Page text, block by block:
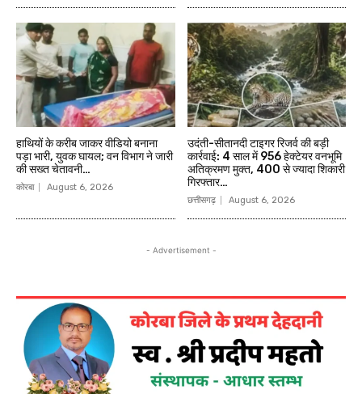
हाथियों के करीब जाकर वीडियो बनाना
पड़ा भारी, युवक घायल; वन विभाग ने जारी
की सख्त चेतावनी…
कोरबा August 6, 2026
उदंती-सीतानदी टाइगर रिजर्व की बड़ी
कार्रवाई: 4 साल में 956 हेक्टेयर वनभूमि
अतिक्रमण मुक्त, 400 से ज्यादा शिकारी
गिरफ्तार…
छत्तीसगढ़ August 6, 2026
- Advertisement -